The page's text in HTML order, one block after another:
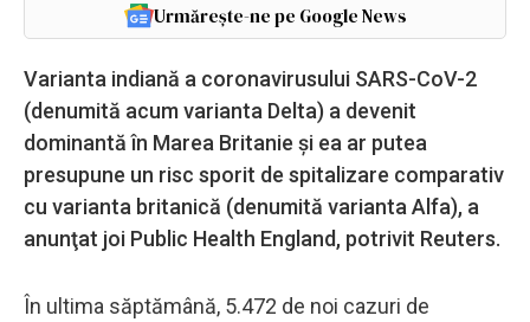
Urmărește-ne pe Google News
Varianta indiană a coronavirusului SARS-CoV-2
(denumită acum varianta Delta) a devenit
dominantă în Marea Britanie şi ea ar putea
presupune un risc sporit de spitalizare comparativ
cu varianta britanică (denumită varianta Alfa), a
anunţat joi Public Health England, potrivit Reuters.
În ultima săptămână, 5.472 de noi cazuri de